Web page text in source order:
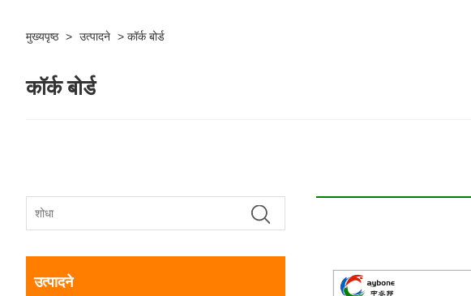
मुख्यपृष्ठ > उत्पादने > कॉर्क बोर्ड
कॉर्क बोर्ड
उत्पादने